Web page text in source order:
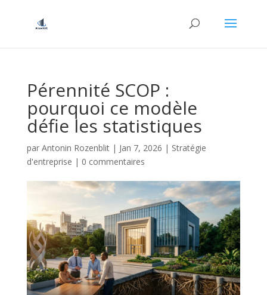
Pérennité SCOP :
pourquoi ce modèle
défie les statistiques
par Antonin Rozenblit| Jan 7, 2026 | Stratégie
d'entreprise | 0 commentaires